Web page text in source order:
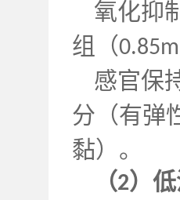
氧化抑
组（
感官保
分（有弹
黏）。
（2）